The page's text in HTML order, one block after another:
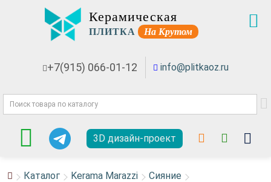
Керамическая
ПЛИТКА На Крутом
+7(915) 066-01-12 info@plitkaoz.ru
3D дизайн-проект
Каталог Kerama Marazzi Сияние